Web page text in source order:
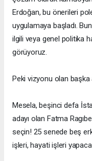
Erdoğan, bu önerileri
uygulamaya başladı.
ilgili veya genel politika
görüyoruz.
Peki vizyonu olan
Mesela, beşinci defa
adayı olan Fatma
seçin! 25 senede beş
işleri, hayati işleri